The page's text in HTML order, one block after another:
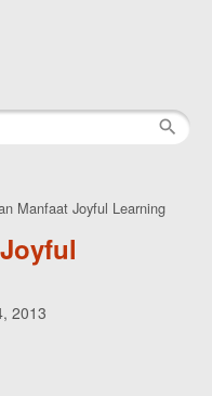
Manfaat Joyful Learning
2013